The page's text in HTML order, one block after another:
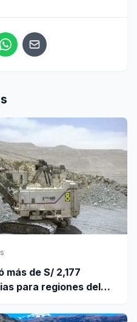
de S/ 2,177
para regiones del